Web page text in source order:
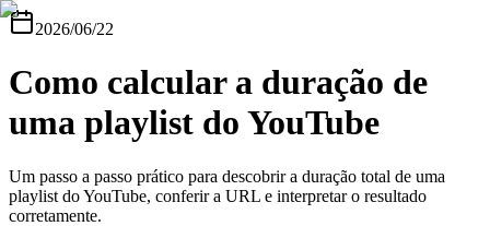
2026/06/22
Como calcular a duração de
uma playlist do YouTube
Um passo a passo prático para descobrir a duração total de uma
playlist do YouTube, conferir a URL e interpretar o resultado
corretamente.